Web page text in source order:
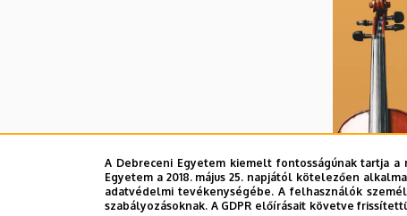
A Debreceni Egyetem kiemelt fontosságúnak tartja
Egyetem a 2018. május 25. napjától kötelezően
adatvédelmi tevékenységébe. A felhasználók
szabályozásoknak. A GDPR előírásait követve